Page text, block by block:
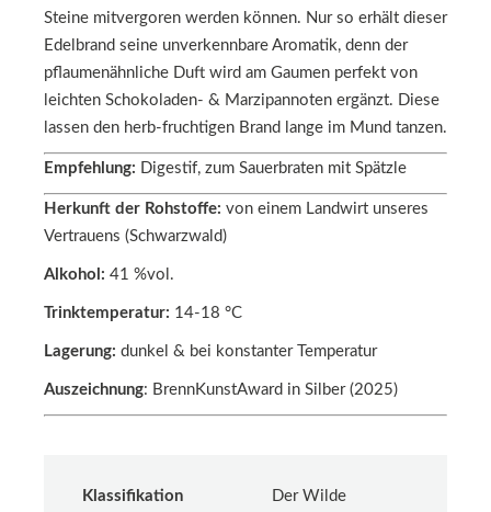
Steine mitvergoren werden können. Nur so erhält dieser
Edelbrand seine unverkennbare Aromatik, denn der
pflaumenähnliche Duft wird am Gaumen perfekt von
leichten Schokoladen- & Marzipannoten ergänzt. Diese
lassen den herb-fruchtigen Brand lange im Mund tanzen.
Empfehlung: Digestif, zum Sauerbraten mit Spätzle
Herkunft der Rohstoffe: von einem Landwirt unseres
Vertrauens (Schwarzwald)
Alkohol: 41 %vol.
Trinktemperatur: 14-18 °C
Lagerung: dunkel & bei konstanter Temperatur
Auszeichnung: BrennKunstAward in Silber (2025)
Klassifikation Der Wilde